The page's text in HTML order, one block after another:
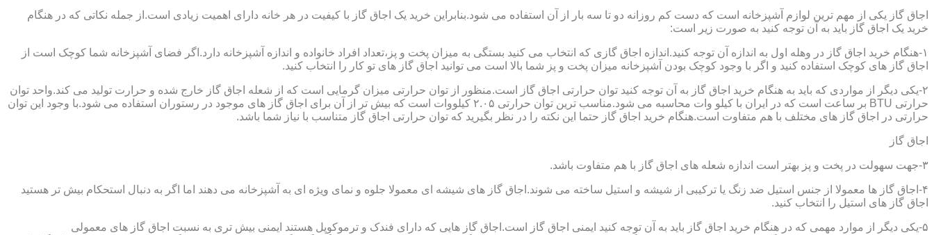
اجاق گاز یکی از مهم ترین لوازم آشپزخانه است که دست کم روزانه دو تا سه بار از آن استفاده می شود.بنابراین خرید یک اجاق گاز با کیفیت در هر خانه دارای اهمیت زیادی است.از جمله نکاتی که در هنگام
خرید یک اجاق گاز باید به آن توجه کنید به صورت زیر است:
۱-هنگام خرید اجاق گاز در وهله اول به اندازه آن توجه کنید.اندازه اجاق گازی که انتخاب می کنید بستگی به میزان پخت و پز،تعداد افراد خانواده و اندازه آشپزخانه دارد.اگر فضای آشپزخانه شما کوچک است از
اجاق گاز های کوچک استفاده کنید و اگر با وجود کوچک بودن آشپزخانه میزان پخت و پز شما بالا است می توانید اجاق گاز های تو کار را انتخاب کنید.
۲-یکی دیگر از مواردی که باید به هنگام خرید اجاق گاز به آن توجه کنید توان حرارتی اجاق گاز است.منظور از توان حرارتی میزان گرمایی است که از شعله اجاق گاز خارج شده و حرارت تولید می کند.واحد توان
حرارتی BTU بر ساعت است که در ایران با کیلو وات محاسبه می شود.مناسب ترین توان حرارتی ۲.۰۵ کیلووات است که بیش تر از آن برای اجاق گاز های موجود در رستوران استفاده می شود.با وجود این توان
حرارتی در اجاق گاز های مختلف با هم متفاوت است.هنگام خرید اجاق گاز حتما این نکته را در نظر بگیرید که توان حرارتی اجاق گاز متناسب با نیاز شما باشد.
اجاق گاز
۳-جهت سهولت در پخت و پز بهتر است اندازه شعله های اجاق گاز با هم متفاوت باشد.
۴-اجاق گاز ها معمولا از جنس استیل ضد زنگ یا ترکیبی از شیشه و استیل ساخته می شوند.اجاق گاز های شیشه ای معمولا جلوه و نمای ویژه ای به آشپزخانه می دهند اما اگر به دنبال استحکام بیش تر هستید
اجاق گاز های استیل را انتخاب کنید.
۵-یکی دیگر از موارد مهمی که در هنگام خرید اجاق گاز باید به آن توجه کنید ایمنی اجاق گاز است.اجاق گاز هایی که دارای فندک و ترموکوپل هستند ایمنی بیش تری به نسبت اجاق گاز های معمولی